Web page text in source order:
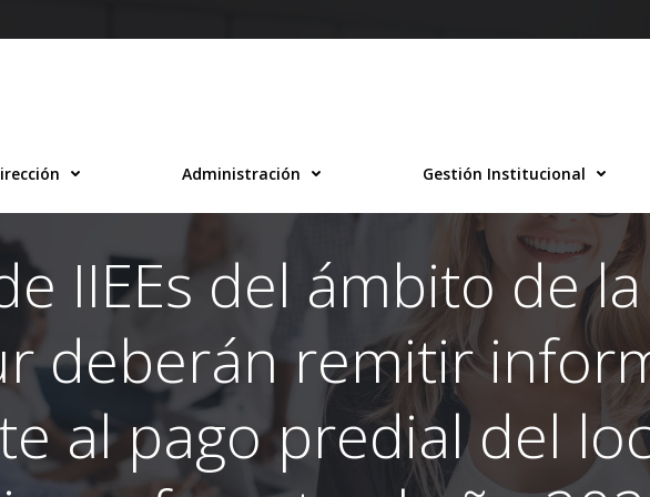
Administración Gestión Institucional
IIEEs del ámbito de la
deberán remitir
al pago predial del